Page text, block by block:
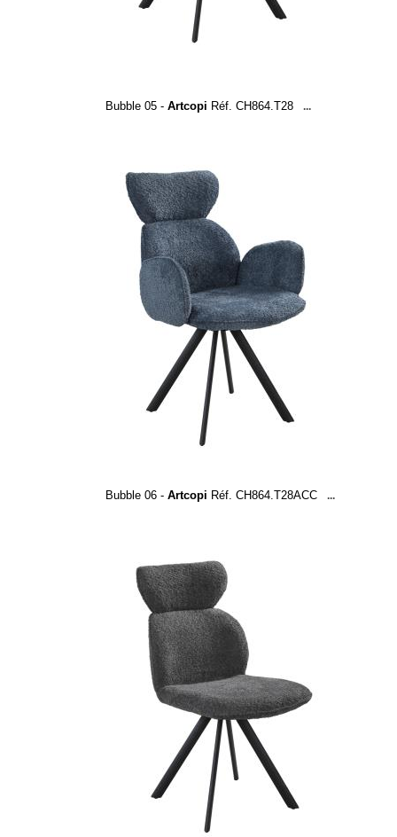
Bubble 05 - Artcopi Réf. CH864.T28 ...
Bubble 06 - Artcopi Réf. CH864.T28ACC ...